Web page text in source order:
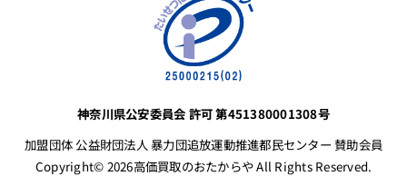
神奈川県公安委員会 許可 第451380001308号
加盟団体 公益財団法人 暴力団追放運動推進都民センター 賛助会員
Copyright© 2026高価買取のおたからや All Rights Reserved.